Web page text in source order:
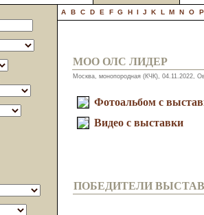
A B C D E F G H I J K L M N O P
МОО ОЛС ЛИДЕР
Москва, монопородная (КЧК), 04.11.2022,
Фотоальбом с
Видео с выставки
ПОБЕДИТЕЛИ